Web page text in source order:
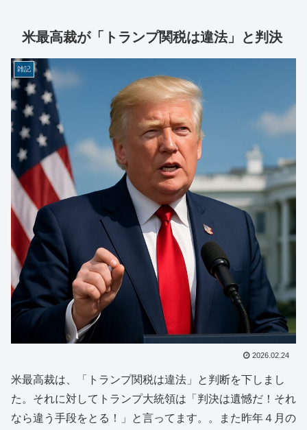
米最高裁が「トランプ関税は違法」と判決
雑記
2026.02.24
米最高裁は、「トランプ関税は違法」と判断を下しまし
た。それに対してトランプ大統領は「判決は遺憾だ！それ
なら違う手段をとる！」と言ってます。。また昨年４月の